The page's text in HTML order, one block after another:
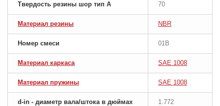
Твердость резины шор тип A 70
Материал резины NBR
Номер смеси 01B
Материал каркаса SAE 1008
Материал пружины SAE 1008
d-in - диаметр вала/штока в дюймах 1.772